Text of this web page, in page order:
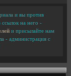
и вы против
на него -
и присылайте нам
- администрация с